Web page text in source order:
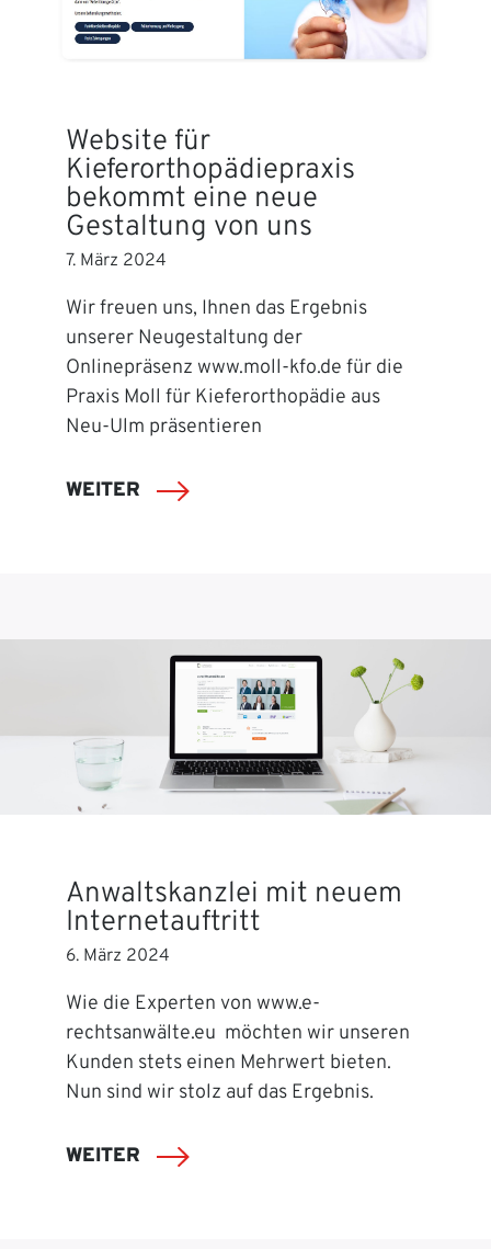
Website für
Kieferorthopädiepraxis
bekommt eine neue
Gestaltung von uns
7. März 2024
Wir freuen uns, Ihnen das Ergebnis
unserer Neugestaltung der
Onlinepräsenz www.moll-kfo.de für die
Praxis Moll für Kieferorthopädie aus
Neu-Ulm präsentieren
WEITER
Anwaltskanzlei mit neuem
Internetauftritt
6. März 2024
Wie die Experten von www.e-
rechtsanwälte.eu möchten wir unseren
Kunden stets einen Mehrwert bieten.
Nun sind wir stolz auf das Ergebnis.
WEITER